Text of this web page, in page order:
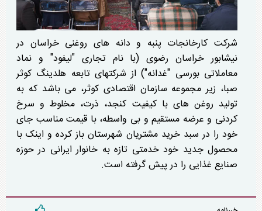
شرکت کارخانجات پنبه و دانه های روغنی خراسان در
نیشابور خراسان رضوی (با نام تجاری "لیفود" و نماد
معاملاتی بورسی "غدانه") از شرکتهای تابعه هلدینگ کوثر
صبا، زیر مجموعه سازمان اقتصادی کوثر، می باشد که به
تولید روغن های با کیفیت کنجد، ذرت، مخلوط و سرخ
کردنی و عرضه مستقیم و بی واسطه، با قیمت مناسب جای
خود را در سبد خرید مشتریان شهرستان باز کرده و اینک با
محصول جدید خود خدمتی تازه به خانوار ایرانی در حوزه
صنایع غذایی را در پیش گرفته است.